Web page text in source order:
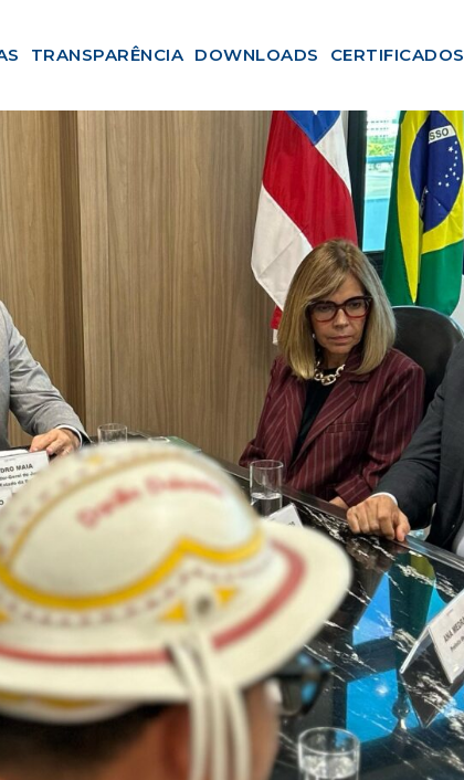
TRANSPARÊNCIA DOWNLOADS CERTIFICADOS